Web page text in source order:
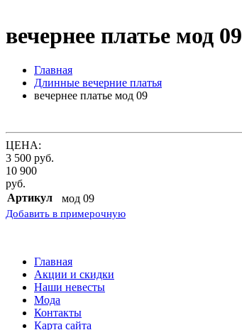
вечернее платье мод 09
Главная
Длинные вечерние платья
вечернее платье мод 09
ЦЕНА:
3 500 руб.
10 900
руб.
Артикул
мод 09
Добавить в примерочную
Главная
Акции и скидки
Наши невесты
Мода
Контакты
Карта сайта